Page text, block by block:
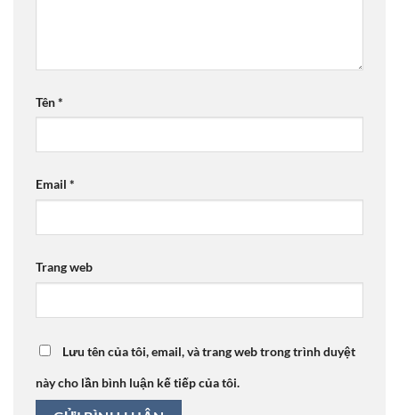
Tên*
Email *
Trang web
Lưu tên của tôi, email, và trang web trong trình duyệt
này cho lần bình luận kế tiếp của tôi.